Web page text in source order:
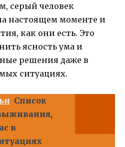
серый человек
настоящем моменте и
как они есть. Это
ясность ума и
решения даже в
ситуациях.
Список
в